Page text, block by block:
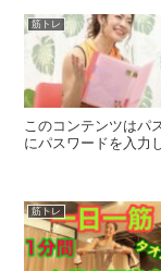
筋トレ
このコンテンツはパ
にパスワードを入力
筋トレ